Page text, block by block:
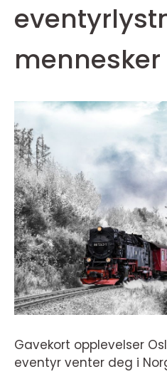
mennesker
Gavekort opplevelser
eventyr venter deg i